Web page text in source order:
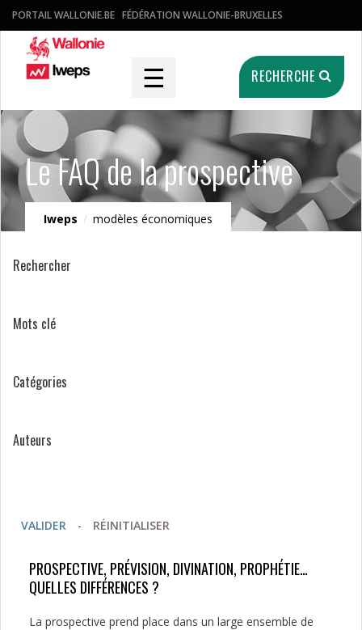
PORTAIL WALLONIE.BE FÉDÉRATION WALLONIE-BRUXELLES
☰ RECHERCHE
Le FAQ de la prospective
Iweps / modèles économiques
Rechercher
Mots clé
Catégories
Auteurs
VALIDER - RÉINITIALISER
PROSPECTIVE, PRÉVISION, DIVINATION, PROPHÉTIE…
QUELLES DIFFÉRENCES ?
La prospective prend place dans un large ensemble de